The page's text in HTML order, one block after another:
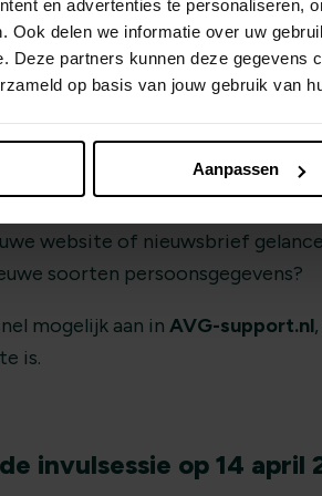
en advertenties te personaliseren,
Ook delen we informatie over uw
Deze partners kunnen deze gegevens
op basis van jouw gebruik van
Aanpassen
18 maart checken?
nog even na of er wijzigingen
medewerkers of vrijwilligers
website of nieuwsbrief
soorten persoonsgegevens?
mogelijk aan in AVG-support.nl
is.
invulsessie op 14 april